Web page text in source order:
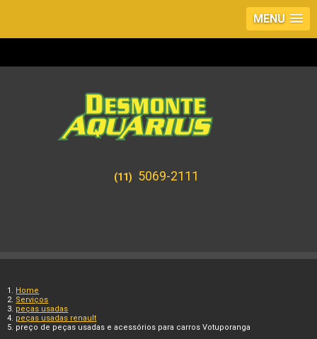
MENU
(11) 5069-2111
Home
Serviços
peças usadas
peças usadas renault
preço de peças usadas e acessórios para carros Votuporanga